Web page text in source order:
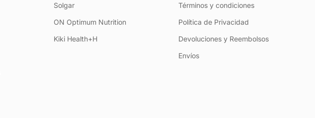
Solgar
ON Optimum Nutrition
Kiki Health+H
Términos y condiciones
Política de Privacidad
Devoluciones y Reembolsos
Envíos